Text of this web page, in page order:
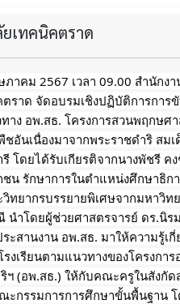
ยเทคนิคตราด
าคม 2567 เวลา 09.00 สำนักง
ราด จัดอบรมเชิงปฏิบัติการการ
าง อพ.สธ. โครงการสวนพฤกษศา
อันเนื่องมาจากพระราชดำริ สม
โดยได้รับเกียรติจากนางพัชรี ค
ชน รักษาการในตำแหน่งศึกษาธิก
ทยากรบรรยายพิเศษจากมหาวิท
นำโดยผู้ช่วยศาสตรจารย์ ดร.นิร
ะสานงาน อพ.สธ. มาให้ความรู้เ
งเรียนตามแนวทางของโครงกา
ฯ (อพ.สธ.) ให้กับคณะครูในสังกั
ะกรรมการการศึกษาขั้นพื้นฐาน